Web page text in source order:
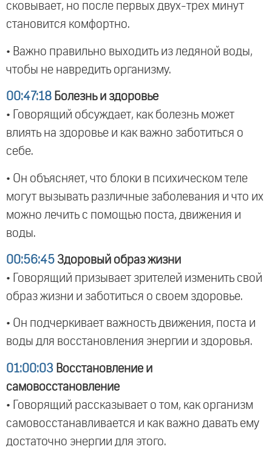
сковывает, но после первых двух-трех минут
становится комфортно.
• Важно правильно выходить из ледяной воды,
чтобы не навредить организму.
00:47:18 Болезнь и здоровье
• Говорящий обсуждает, как болезнь может
влиять на здоровье и как важно заботиться о
себе.
• Он объясняет, что блоки в психическом теле
могут вызывать различные заболевания и что их
можно лечить с помощью поста, движения и
воды.
00:56:45 Здоровый образ жизни
• Говорящий призывает зрителей изменить свой
образ жизни и заботиться о своем здоровье.
• Он подчеркивает важность движения, поста и
воды для восстановления энергии и здоровья.
01:00:03 Восстановление и
самовосстановление
• Говорящий рассказывает о том, как организм
самовосстанавливается и как важно давать ему
достаточно энергии для этого.